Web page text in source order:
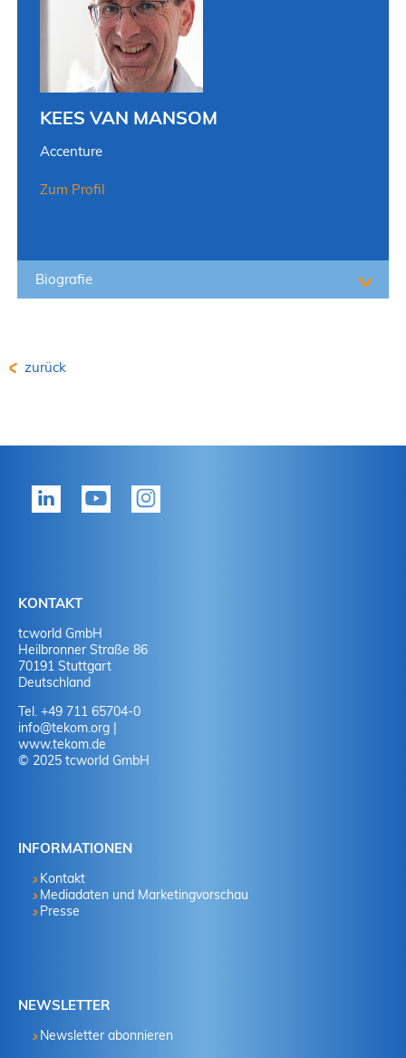
KEES VAN MANSOM
Accenture
Zum Profil
Biografie
zurück
KONTAKT
tcworld GmbH
Heilbronner Straße 86
70191 Stuttgart
Deutschland
Tel. +49 711 65704-0
info@tekom.org |
www.tekom.de
© 2025 tcworld GmbH
INFORMATIONEN
Kontakt
Mediadaten und Marketingvorschau
Presse
NEWSLETTER
Newsletter abonnieren